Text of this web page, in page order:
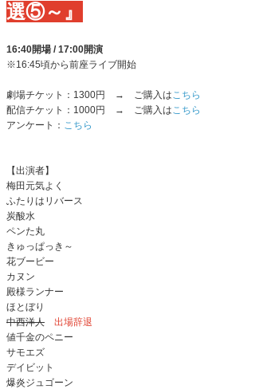
選⑤～』
16:40開場 / 17:00開演
※16:45頃から前座ライブ開始
劇場チケット：1300円 → ご購入はこちら
配信チケット：1000円 → ご購入はこちら
アンケート： こちら
【出演者】
梅田元気よく
ふたりはリバース
炭酸水
ペンた丸
きゅっぱっき～
花ブービー
カヌン
殿様ランナー
ほとぼり
中西洋人
出場辞退
値千金のペニー
サモエズ
デイビット
爆炎ジュゴーン